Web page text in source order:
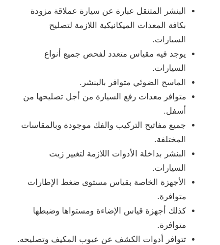
البنشر المتنقل عبارة عن سيارة عملاقة مزودة
بكافة المعدات الميكانيكية اللازمة لتصليح
السيارات.
يوجد فيه مقياس متعدد لفحص جميع أنواع
السيارات.
الماسح الضوئي متوافر بالبنشر.
متوافر معدات رفع السيارة من أجل تصليحها من
أسفل.
جميع مفاتيح التركيب والفك موجودة وبالمقاسات
المختلفة.
البنشر بداخلة الأدوات اللازمة لتغيير زيت
السيارات.
الأجهزة الخاصة بقياس مستوى ضغط الإطارات
متوافرة.
كذلك أجهزة قياس الإضاءة ومستواها وضبطها
متوافرة.
تتوافر أدوات الكشف عن عيوب المكيف وتصليحه.